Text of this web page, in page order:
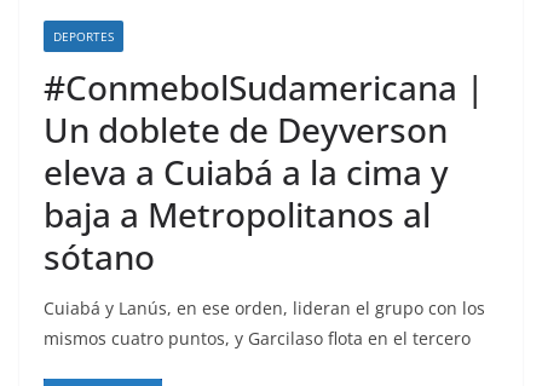
DEPORTES
#ConmebolSudamericana |
Un doblete de Deyverson
eleva a Cuiabá a la cima y
baja a Metropolitanos al
sótano
Cuiabá y Lanús, en ese orden, lideran el grupo con los
mismos cuatro puntos, y Garcilaso flota en el tercero